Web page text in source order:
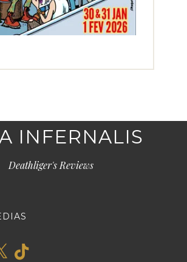
INFERNALIS
Deathliger's Reviews
TikTok